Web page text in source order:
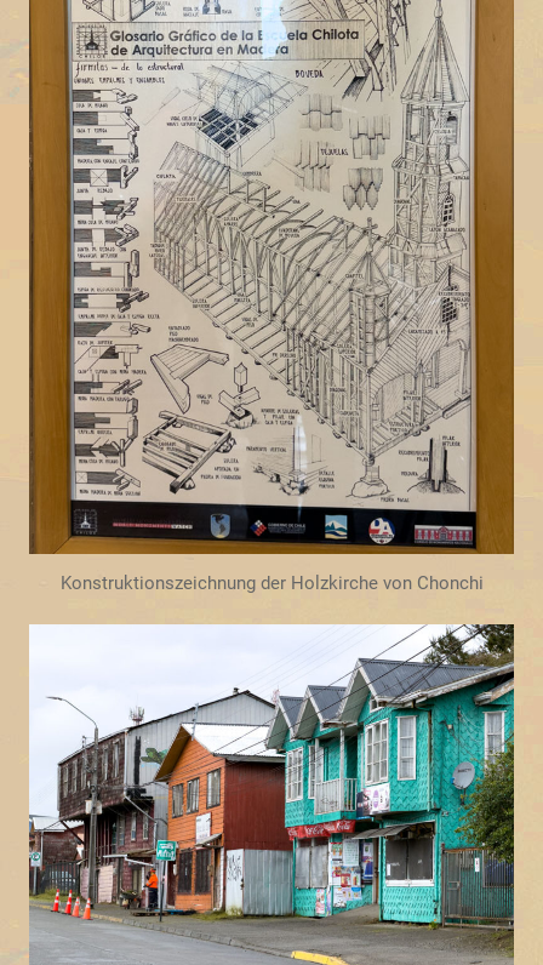
Konstruktionszeichnung der Holzkirche von Chonchi